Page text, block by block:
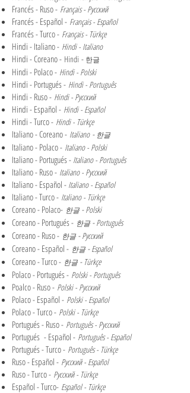
Francés - Ruso - Français - Русский
Francés - Español - Français - Español
Francés - Turco - Français - Türkçe
Hindi - Italiano - Hindi - Italiano
Hindi - Coreano - Hindi - 한글
Hindi - Polaco - Hindi - Polski
Hindi - Portugués - Hindi - Português
Hindi - Ruso - Hindi - Русский
Hindi - Español - Hindi - Español
Hindi - Turco - Hindi - Türkçe
Italiano - Coreano - Italiano - 한글
Italiano - Polaco - Italiano - Polski
Italiano - Portugués - Italiano - Português
Italiano - Ruso - Italiano - Русский
Italiano - Español - Italiano - Español
Italiano - Turco - Italiano - Türkçe
Coreano - Polaco- 한글 -Polski
Coreano - Portugués - 한글 -Português
Coreano - Ruso - 한글 -Русский
Coreano - Español - 한글 -Español
Coreano - Turco - 한글 - Türkçe
Polaco - Portugués - Polski - Português
Poalco - Ruso - Polski - Русский
Polaco - Español - Polski - Español
Polaco - Turco - Polski - Türkçe
Portugués - Ruso - Português - Русский
Portugués - Español - Português - Español
Portugués - Turco - Português - Türkçe
Ruso - Español - Русский - Español
Ruso - Turco - Русский - Türkçe
Español - Turco- Español - Türkçe